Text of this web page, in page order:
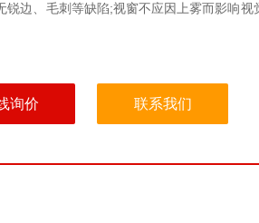
锐边、毛刺等缺陷;视窗不应因上雾而影响视
询价 联系我们